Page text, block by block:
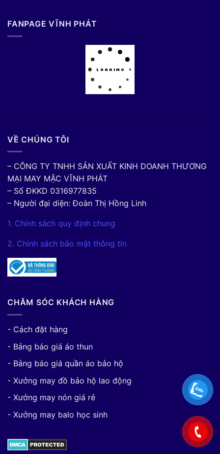
FANPAGE VĨNH PHÁT
VỀ CHÚNG TÔI
– CÔNG TY TNHH SẢN XUẤT KINH DOANH THƯƠNG
MẠI MAY MẶC VĨNH PHÁT
– Số ĐKKD 0316977835
– Người đại diện: Đoàn Thị Hồng Linh
1. Chính sách quy định chung
2. Chính sách bảo mật thông tin
CHĂM SÓC KHÁCH HÀNG
- Cách đặt hàng
- Bảng báo giá áo thun
- Bảng báo giá quần áo bảo hộ
- Xưởng may đồ bảo hộ lao động
- Xưởng may nón giá rẻ
- Xưởng may balo học sinh